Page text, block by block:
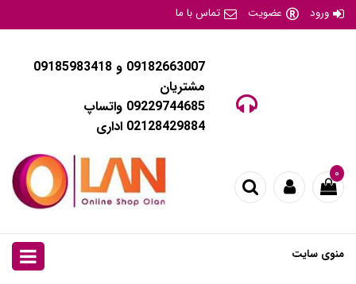
ورود عضویت تماس با ما
09182663007 و 09185983418
مشتریان
09229744685 واتساپ
02128429884 اداری
۰
منوی سایت